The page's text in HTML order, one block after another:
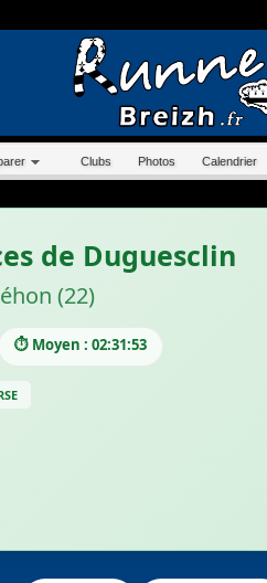
Clubs Photos Calendrier
de Duguesclin
(22)
⏱️ Moyen : 02:31:53